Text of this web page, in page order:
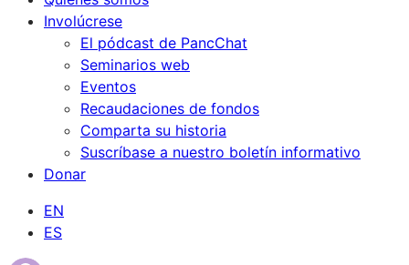
Involúcrese
El pódcast de PancChat
Seminarios web
Eventos
Recaudaciones de fondos
Comparta su historia
Suscríbase a nuestro boletín informativo
Donar
EN
ES